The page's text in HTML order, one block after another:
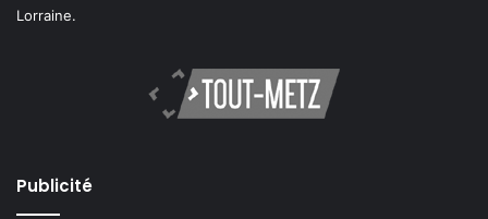
Lorraine.
Publicité